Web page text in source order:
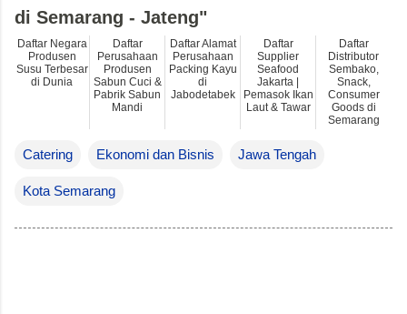
Catering Ekonomi dan Bisnis Jawa Tengah
Kota Semarang
di Semarang - Jateng"
Daftar Negara
Produsen
Susu Terbesar
di Dunia
Daftar
Perusahaan
Produsen
Sabun Cuci &
Pabrik Sabun
Mandi
Daftar Alamat
Perusahaan
Packing Kayu
di
Jabodetabek
Daftar
Supplier
Seafood
Jakarta |
Pemasok Ikan
Laut & Tawar
Daftar
Distributor
Sembako,
Snack,
Consumer
Goods di
Semarang